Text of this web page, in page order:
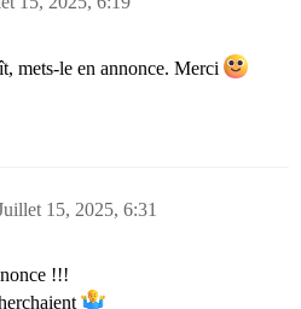
mets-le en annonce. Merci
15, 2025, 6:31
!!!